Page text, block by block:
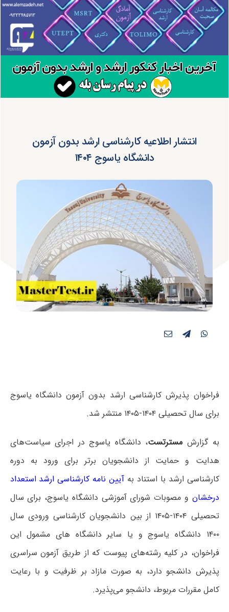
انتشار اطلاعیه کارشناسی ارشد بدون آزمون
دانشگاه یاسوج ۱۴۰۴
فراخوان پذیرش کارشناسی ارشد بدون آزمون دانشگاه یاسوج
برای سال تحصیلی ۱۴۰۴-۱۴۰۵ منتشر شد.
به گزارش مسترتست، ﺩﺍﻧﺸﮕﺎﻩ ﯾﺎﺳﻮﺝ ﺩﺭ ﺍﺟﺮﺍﯼ ﺳﯿﺎﺳﺖﻫﺎﯼ
ﻫﺪﺍﯾﺖ ﻭ ﺣﻤﺎﯾﺖ ﺍﺯ ﺩﺍﻧﺸﺠﻮﯾﺎﻥ ﺑﺮﺗﺮ ﺑﺮﺍﯼ ﻭﺭﻭﺩ ﺑﻪ ﺩﻭﺭﻩ
ﮐﺎﺭﺷﻨﺎﺳﯽ ﺍﺭﺷﺪ ﺑﺎ ﺍﺳﺘﻨﺎﺩ ﺑﻪ آیین نامه کارشناسی ارشد استعداد
درخشان ﻭ ﻣﺼﻮﺑﺎﺕ ﺷﻮﺭﺍﯼ ﺁﻣﻮﺯﺷﯽ ﺩﺍﻧﺸﮕﺎﻩ یاسوج، ﺑﺮﺍﯼ ﺳﺎﻝ
ﺗﺤﺼﯿﻠﯽ ۱۴۰۴-۱۴۰۵ از ﺑﯿﻦ ﺩﺍﻧﺸﺠﻮﯾﺎﻥ کارشناسی ﻭﺭﻭﺩﯼ ﺳﺎﻝ
۱۴۰۰ ﺩﺍﻧﺸﮕﺎﻩ ﯾﺎﺳﻮﺝ ﻭ ﯾﺎ سایر ﺩﺍﻧﺸﮕﺎﻩ ﻫﺎﯼ ﻣﺸﻤﻮﻝ ﺍﯾﻦ
ﻓﺮﺍﺧﻮﺍﻥ، ﺩﺭ ﮐﻠﯿﻪ ﺭﺷﺘﻪﻫﺎی پیوست ﮐﻪ ﺍﺯ ﻃﺮﯾﻖ ﺁﺯﻣﻮﻥ ﺳﺮﺍﺳﺮﯼ
ﭘﺬﯾﺮﺵ ﺩﺍﻧﺸﺠﻮ ﺩﺍﺭﺩ، ﺑﻪ ﺻﻮﺭﺕ ﻣﺎﺯﺍﺩ ﺑﺮ ﻇﺮﻓﯿﺖ ﻭ ﺑﺎ ﺭﻋﺎﯾﺖ
ﮐﺎﻣﻞ ﻣﻘﺮﺭﺍﺕ ﻣﺮﺑﻮﻁ، ﺩﺍﻧﺸﺠﻮ ﻣﯽﭘﺬﯾﺮﺩ.